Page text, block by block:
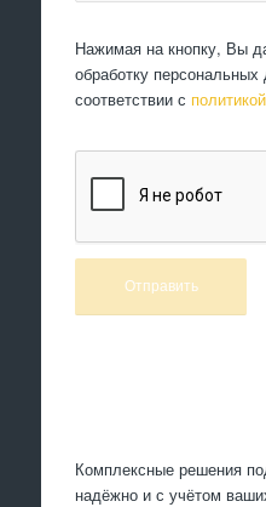
Нажимая на кнопку, Вы
обработку
соответствии с
Комплексные решения
надёжно и с учётом